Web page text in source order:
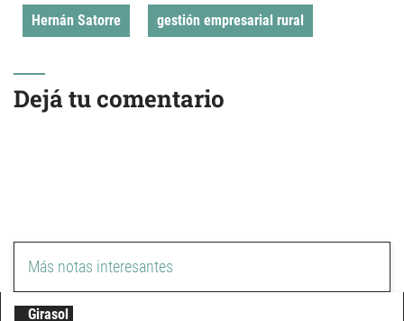
Hernán Satorre gestión empresarial rural
Dejá tu comentario
Más notas interesantes
Girasol